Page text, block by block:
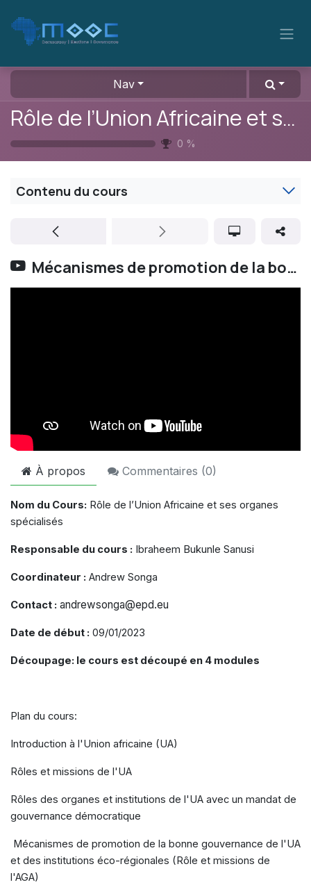
Nav
Rôle de l’Union Africaine et ses organes spécialisés
0 %
Contenu du cours
Mécanismes de promotion de la bonne gouvernance de l'UA et des institutions éco-régionales (Rôle et missions de l'AGA)
À propos Commentaires (0)
Nom du Cours: Rôle de l’Union Africaine et ses organes
spécialisés
Responsable du cours : Ibraheem Bukunle Sanusi
Coordinateur : Andrew Songa
Contact : andrewsonga@epd.eu
Date de début : 09/01/2023
Découpage: le cours est découpé en 4 modules
Plan du cours:
Introduction à l'Union africaine (UA)
Rôles et missions de l'UA
Rôles des organes et institutions de l'UA avec un mandat de
gouvernance démocratique
Mécanismes de promotion de la bonne gouvernance de l'UA
et des institutions éco-régionales (Rôle et missions de
l'AGA)